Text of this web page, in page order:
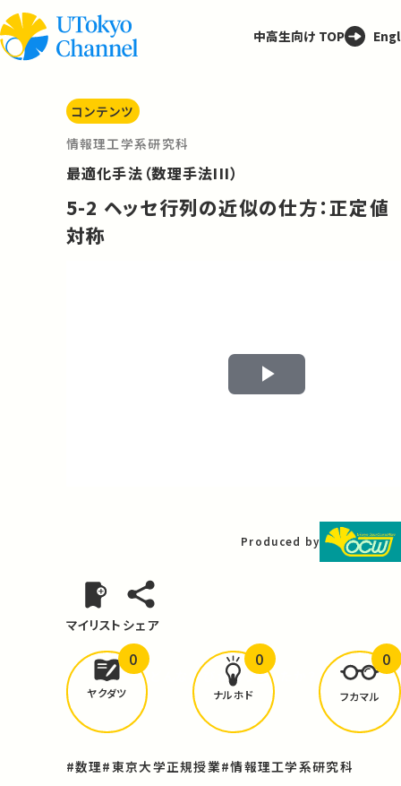
中高生向け TOP
コンテンツ
情報理工学系研究科
最適化手法（数理手法III）
5-2 ヘッセ行列の近似の仕方：正定値
対称
Play
Produced by
マイリスト シェア
どんな学びがありましたか？
ヤクダツ
0
ナルホド
0
フカマル
0
#数理#東京大学正規授業#情報理工学系研究科